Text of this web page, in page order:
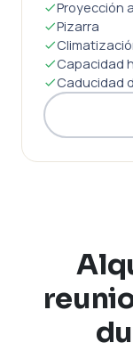
Proyección
Pizarra
Capacidad
Caducidad